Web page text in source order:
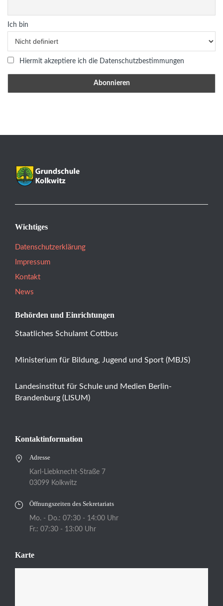
Ich bin
Hiermit akzeptiere ich die Datenschutzbestimmungen
Wichtiges
Datenschutzerklärung
Impressum
Kontakt
News
Behörden und Einrichtungen
Staatliches Schulamt Cottbus
Ministerium für Bildung, Jugend und Sport (MBJS)
Landesinstitut für Schule und Medien Berlin-
Brandenburg (LISUM)
Kontaktinformation
Adresse
Karl-Liebknecht-Straße 7
03099 Kolkwitz
Öffnungszeiten des Sekretariats
Mo. - Do.: 07:30 - 14:00 Uhr
Fr.: 07:30 - 13:00 Uhr
Karte